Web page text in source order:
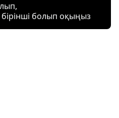
болып оқыңыз